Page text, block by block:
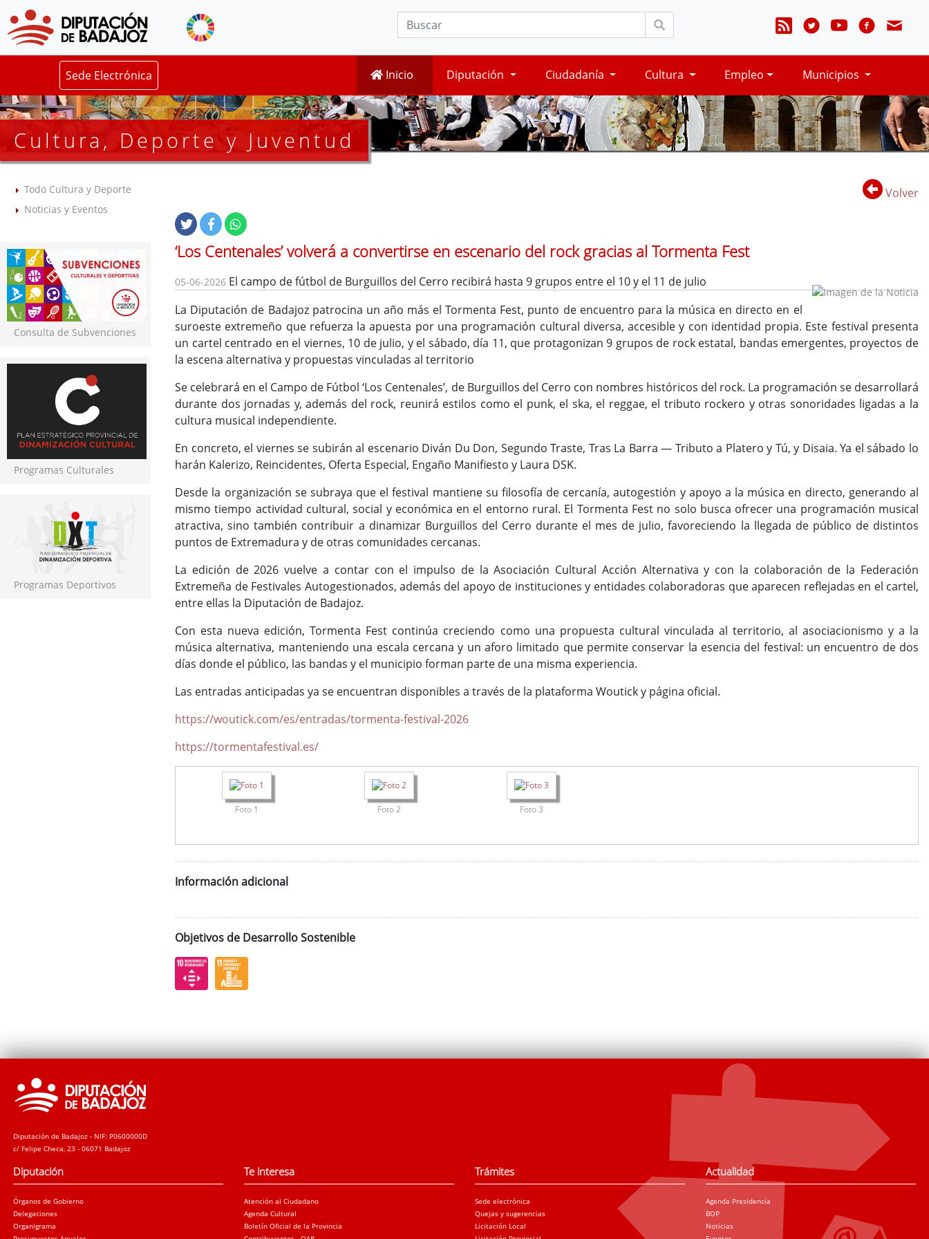
Sede Electrónica Inicio Diputación Ciudadanía Cultura Empleo Municipios
Cultura, Deporte y Juventud
Todo Cultura y Deporte
Noticias y Eventos
Consulta de Subvenciones
Programas Culturales
Programas Deportivos
Volver
‘Los Centenales’ volverá a convertirse en escenario del rock gracias al Tormenta Fest
05-06-2026 El campo de fútbol de Burguillos del Cerro recibirá hasta 9 grupos entre el 10 y el 11 de julio
La Diputación de Badajoz patrocina un año más el Tormenta Fest, punto de encuentro para la música en directo en el
suroeste extremeño que refuerza la apuesta por una programación cultural diversa, accesible y con identidad propia. Este festival presenta
un cartel centrado en el viernes, 10 de julio, y el sábado, día 11, que protagonizan 9 grupos de rock estatal, bandas emergentes, proyectos de
la escena alternativa y propuestas vinculadas al territorio
Se celebrará en el Campo de Fútbol ‘Los Centenales’, de Burguillos del Cerro con nombres históricos del rock. La programación se desarrollará
durante dos jornadas y, además del rock, reunirá estilos como el punk, el ska, el reggae, el tributo rockero y otras sonoridades ligadas a la
cultura musical independiente.
En concreto, el viernes se subirán al escenario Diván Du Don, Segundo Traste, Tras La Barra — Tributo a Platero y Tú, y Disaia. Ya el sábado lo
harán Kalerizo, Reincidentes, Oferta Especial, Engaño Manifiesto y Laura DSK.
Desde la organización se subraya que el festival mantiene su filosofía de cercanía, autogestión y apoyo a la música en directo, generando al
mismo tiempo actividad cultural, social y económica en el entorno rural. El Tormenta Fest no solo busca ofrecer una programación musical
atractiva, sino también contribuir a dinamizar Burguillos del Cerro durante el mes de julio, favoreciendo la llegada de público de distintos
puntos de Extremadura y de otras comunidades cercanas.
La edición de 2026 vuelve a contar con el impulso de la Asociación Cultural Acción Alternativa y con la colaboración de la Federación
Extremeña de Festivales Autogestionados, además del apoyo de instituciones y entidades colaboradoras que aparecen reflejadas en el cartel,
entre ellas la Diputación de Badajoz.
Con esta nueva edición, Tormenta Fest continúa creciendo como una propuesta cultural vinculada al territorio, al asociacionismo y a la
música alternativa, manteniendo una escala cercana y un aforo limitado que permite conservar la esencia del festival: un encuentro de dos
días donde el público, las bandas y el municipio forman parte de una misma experiencia.
Las entradas anticipadas ya se encuentran disponibles a través de la plataforma Woutick y página oficial.
https://woutick.com/es/entradas/tormenta-festival-2026
https://tormentafestival.es/
Foto 1 Foto 2 Foto 3
Información adicional
Objetivos de Desarrollo Sostenible
Diputación de Badajoz - NIF: P0600000D
c/ Felipe Checa, 23 - 06071 Badajoz
Diputación
Órganos de Gobierno
Delegaciones
Organigrama
Te interesa
Atención al Ciudadano
Agenda Cultural
Boletín Oficial de la Provincia
Trámites
Sede electrónica
Quejas y sugerencias
Licitación Local
Actualidad
Agenda Presidencia
BOP
Noticias